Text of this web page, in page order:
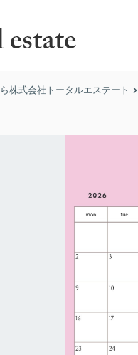
株式会社トータルエステート